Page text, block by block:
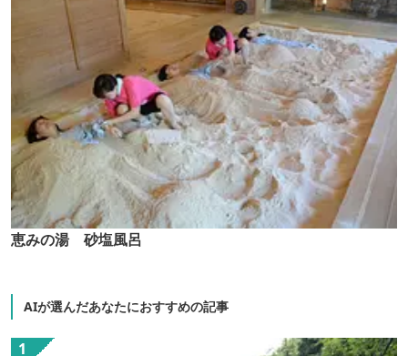
恵みの湯 砂塩風呂
AIが選んだあなたにおすすめの記事